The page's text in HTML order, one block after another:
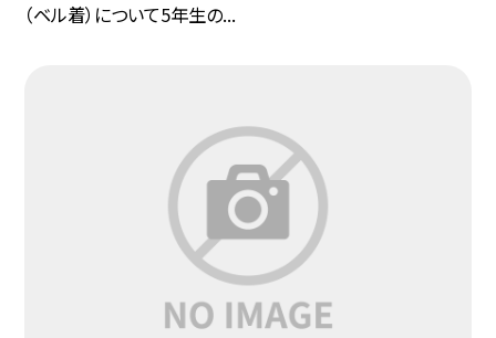
（ベル着）について5年生の...